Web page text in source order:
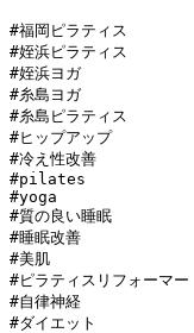
#福岡ピラティス
#姪浜ピラティス
#姪浜ヨガ
#糸島ヨガ
#糸島ピラティス
#ヒップアップ
#冷え性改善
#pilates
#yoga
#質の良い睡眠
#睡眠改善
#美肌
#ピラティスリフォーマー
#自律神経
#ダイエット